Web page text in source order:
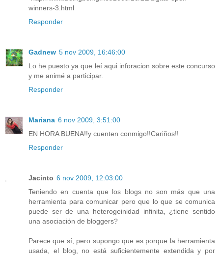
winners-3.html
Responder
Gadnew 5 nov 2009, 16:46:00
Lo he puesto ya que leí aqui inforacion sobre este concurso
y me animé a participar.
Responder
Mariana 6 nov 2009, 3:51:00
EN HORA BUENA!!y cuenten conmigo!!Cariños!!
Responder
Jacinto 6 nov 2009, 12:03:00
Teniendo en cuenta que los blogs no son más que una
herramienta para comunicar pero que lo que se comunica
puede ser de una heterogeinidad infinita, ¿tiene sentido
una asociación de bloggers?
Parece que sí, pero supongo que es porque la herramienta
usada, el blog, no está suficientemente extendida y por